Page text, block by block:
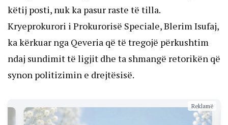
këtij posti, nuk ka pasur raste të tilla.
Kryeprokurori i Prokurorisë Speciale, Blerim Isufaj,
ka kërkuar nga Qeveria që të tregojë përkushtim
ndaj sundimit të ligjit dhe ta shmangë retorikën që
synon politizimin e drejtësisë.
Reklamë